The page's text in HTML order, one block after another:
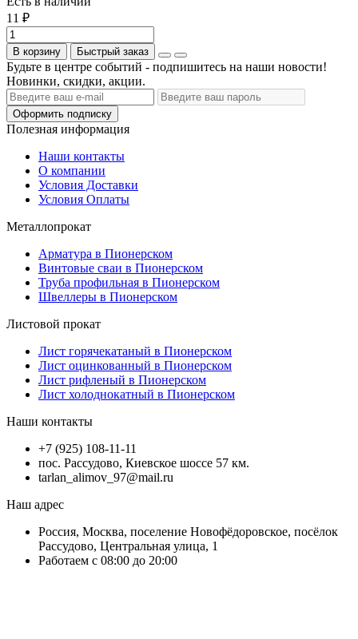
11 ₽
В корзину Быстрый заказ
Будьте в центре событий - подпишитесь на наши новости!
Новинки, скидки, акции.
Оформить подписку
Полезная информация
Наши контакты
О компании
Условия Доставки
Условия Оплаты
Металлопрокат
Арматура в Пионерском
Винтовые сваи в Пионерском
Труба профильная в Пионерском
Швеллеры в Пионерском
Листовой прокат
Лист горячекатаный в Пионерском
Лист оцинкованный в Пионерском
Лист рифленый в Пионерском
Лист холоднокатный в Пионерском
Наши контакты
+7 (925) 108-11-11
пос. Рассудово, Киевское шоссе 57 км.
tarlan_alimov_97@mail.ru
Наш адрес
Россия, Москва, поселение Новофёдоровское, посёлок
Рассудово, Центральная улица, 1
Работаем с 08:00 до 20:00